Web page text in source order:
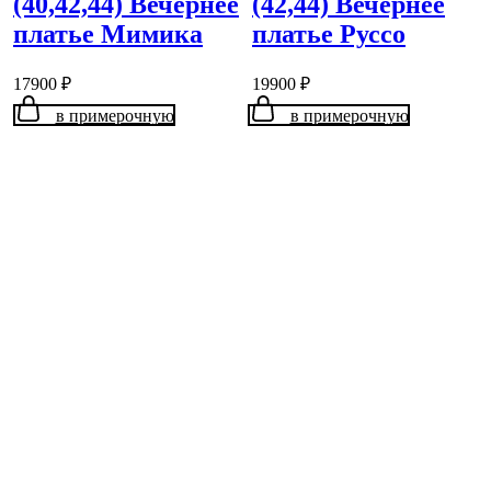
платье Мимика
17900 ₽
в примерочную
платье Руссо
19900 ₽
в примерочную